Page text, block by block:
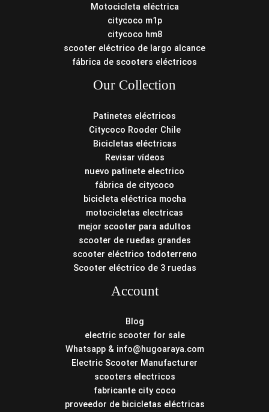
Motocicleta eléctrica
citycoco m1p
citycoco hm8
scooter eléctrico de largo alcance
fábrica de scooters eléctricos
Our Collection
Patinetes eléctricos
Citycoco Rooder Chile
Bicicletas eléctricas
Revisar vídeos
nuevo patinete electrico
fábrica de citycoco
bicicleta eléctrica mocha
motocicletas electricas
mejor scooter para adultos
scooter de ruedas grandes
scooter eléctrico todoterreno
Scooter eléctrico de 3 ruedas
Account
Blog
electric scooter for sale
Whatsapp & info@hugoaraya.com
Electric Scooter Manufacturer
scooters electricos
fabricante city coco
proveedor de bicicletas eléctricas